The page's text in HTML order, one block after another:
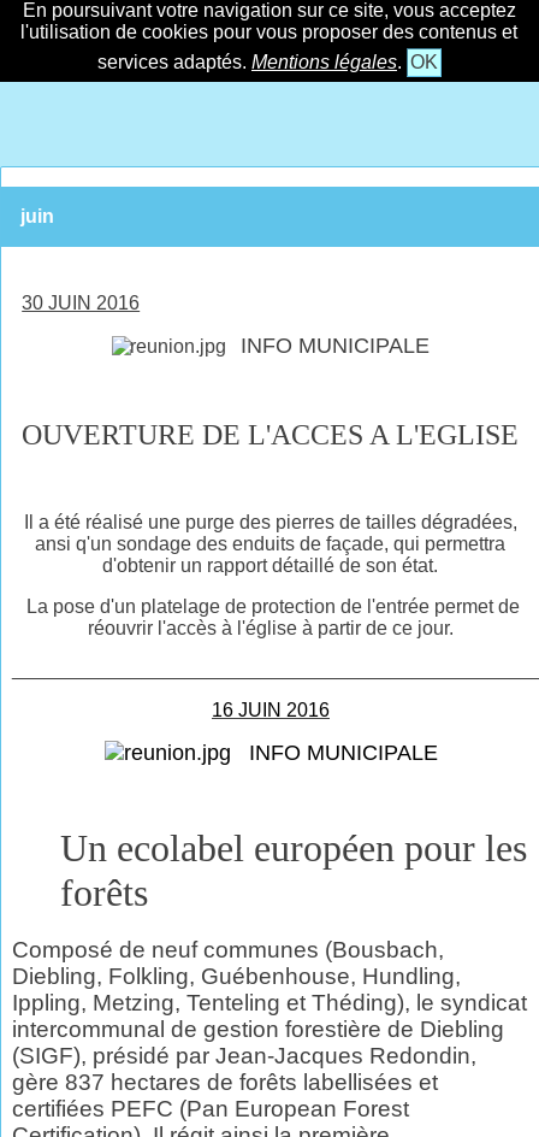
En poursuivant votre navigation sur ce site, vous acceptez
l'utilisation de cookies pour vous proposer des contenus et
services adaptés. Mentions légales. OK
juin
30 JUIN 2016
INFO MUNICIPALE
OUVERTURE DE L'ACCES A L'EGLISE
Il a été réalisé une purge des pierres de tailles dégradées,
ansi q'un sondage des enduits de façade, qui permettra
d'obtenir un rapport détaillé de son état.
La pose d'un platelage de protection de l'entrée permet de
réouvrir l'accès à l'église à partir de ce jour.
16 JUIN 2016
INFO MUNICIPALE
Un ecolabel européen pour les
forêts
Composé de neuf communes (Bousbach,
Diebling, Folkling, Guébenhouse, Hundling,
Ippling, Metzing, Tenteling et Théding), le syndicat
intercommunal de gestion forestière de Diebling
(SIGF), présidé par Jean-Jacques Redondin,
gère 837 hectares de forêts labellisées et
certifiées PEFC (Pan European Forest